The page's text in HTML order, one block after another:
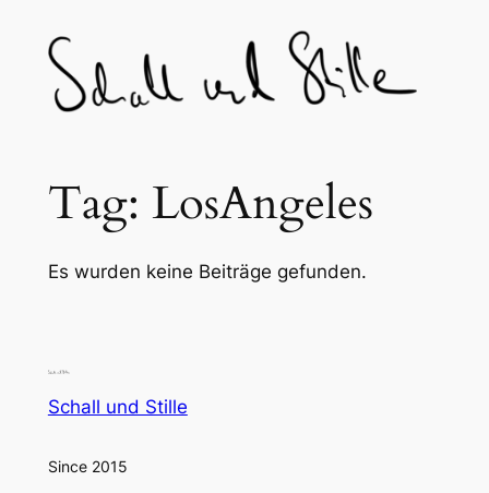
content
Tag: LosAngeles
Es wurden keine Beiträge gefunden.
Schall und Stille
Since 2015